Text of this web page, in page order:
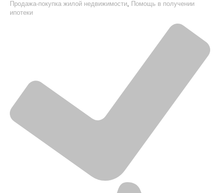
Продажа-покупка жилой недвижимости Помощь в получении
ипотеки